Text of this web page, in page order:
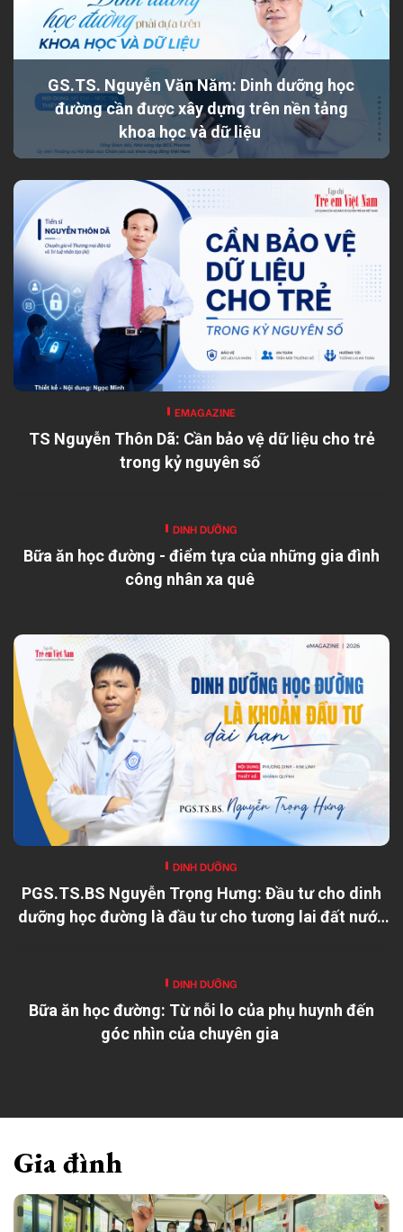
GS.TS. Nguyễn Văn Năm: Dinh dưỡng học
đường cần được xây dựng trên nền tảng
khoa học và dữ liệu
EMAGAZINE
TS Nguyễn Thôn Dã: Cần bảo vệ dữ liệu cho trẻ
trong kỷ nguyên số
DINH DƯỠNG
Bữa ăn học đường - điểm tựa của những gia đình
công nhân xa quê
DINH DƯỠNG
PGS.TS.BS Nguyễn Trọng Hưng: Đầu tư cho dinh
dưỡng học đường là đầu tư cho tương lai đất nước
DINH DƯỠNG
Bữa ăn học đường: Từ nỗi lo của phụ huynh đến
góc nhìn của chuyên gia
Gia đình